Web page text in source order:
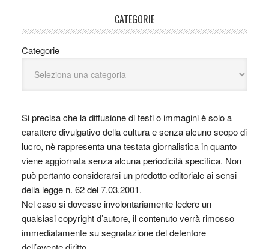
CATEGORIE
Categorie
Si precisa che la diffusione di testi o immagini è solo a
carattere divulgativo della cultura e senza alcuno scopo di
lucro, nè rappresenta una testata giornalistica in quanto
viene aggiornata senza alcuna periodicità specifica. Non
può pertanto considerarsi un prodotto editoriale ai sensi
della legge n. 62 del 7.03.2001.
Nel caso si dovesse involontariamente ledere un
qualsiasi copyright d’autore, il contenuto verrà rimosso
immediatamente su segnalazione del detentore